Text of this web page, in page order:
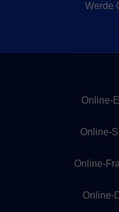
Werde
Online-
Online-
Online-
Online-